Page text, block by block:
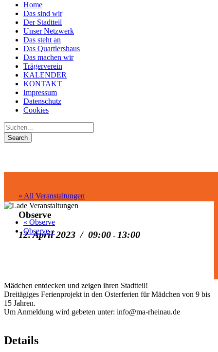
Home
Das sind wir
Der Stadtteil
Unser Netzwerk
Das steht an
Das Quartiershaus
Das machen wir
Trägerverein
KALENDER
KONTAKT
Impressum
Datenschutz
Cookies
« All Veranstaltungen
Observe
12. April 2023 / 09:00 - 13:00
« Observe
Observe»
Mädchen entdecken und zeigen ihren Stadtteil!
Dreitägiges Ferienprojekt in den Osterferien für Mädchen von 9 bis
15 Jahren.
Um Anmeldung wird gebeten unter: info@ma-rheinau.de
Details